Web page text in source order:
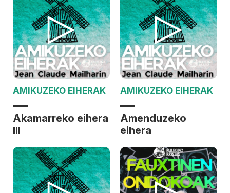
AMIKUZEKO EIHERAK
Akamarreko eihera
III
AMIKUZEKO EIHERAK
Amenduzeko
eihera